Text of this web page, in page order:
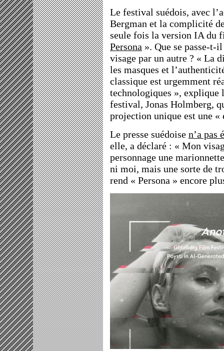
Le festival suédois, avec
Bergman et la complicité
seule fois la version IA du
Persona ». Que se passe-t-
visage par un autre ? « La
les masques et
classique est urgemment
technologiques »,
festival, Jonas Holmberg,
projection unique est une
Le presse suédoise n’a pas
elle, a déclaré : « Mon
personnage une
ni moi, mais une sorte de
rend « Persona » encore